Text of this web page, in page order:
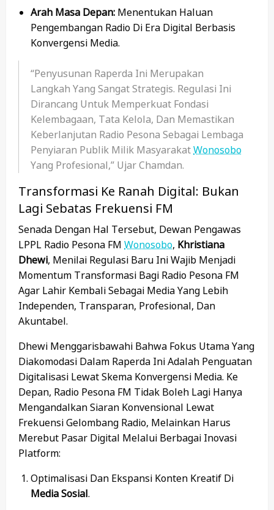
Arah Masa Depan: Menentukan Haluan
Pengembangan Radio Di Era Digital Berbasis
Konvergensi Media.
“Penyusunan Raperda Ini Merupakan
Langkah Yang Sangat Strategis. Regulasi Ini
Dirancang Untuk Memperkuat Fondasi
Kelembagaan, Tata Kelola, Dan Memastikan
Keberlanjutan Radio Pesona Sebagai Lembaga
Penyiaran Publik Milik MasyarakatWonosobo
Yang Profesional,” Ujar Chamdan.
Transformasi Ke Ranah Digital: Bukan
Lagi Sebatas Frekuensi FM
Senada Dengan Hal Tersebut, Dewan Pengawas
LPPL Radio Pesona FM Wonosobo, Khristiana
Dhewi, Menilai Regulasi Baru Ini Wajib Menjadi
Momentum Transformasi Bagi Radio Pesona FM
Agar Lahir Kembali Sebagai Media Yang Lebih
Independen, Transparan, Profesional, Dan
Akuntabel.
Dhewi Menggarisbawahi Bahwa Fokus Utama Yang
Diakomodasi Dalam Raperda Ini Adalah Penguatan
Digitalisasi Lewat Skema Konvergensi Media. Ke
Depan, Radio Pesona FM Tidak Boleh Lagi Hanya
Mengandalkan Siaran Konvensional Lewat
Frekuensi Gelombang Radio, Melainkan Harus
Merebut Pasar Digital Melalui Berbagai Inovasi
Platform:
Optimalisasi Dan Ekspansi Konten Kreatif Di
Media Sosial.